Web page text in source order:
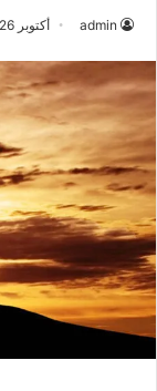
admin أكتوبر 26, 2018